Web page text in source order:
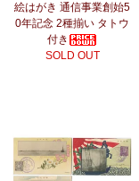
絵はがき 通信事業創始5
0年記念 2種揃い タトウ
付き
SOLD OUT